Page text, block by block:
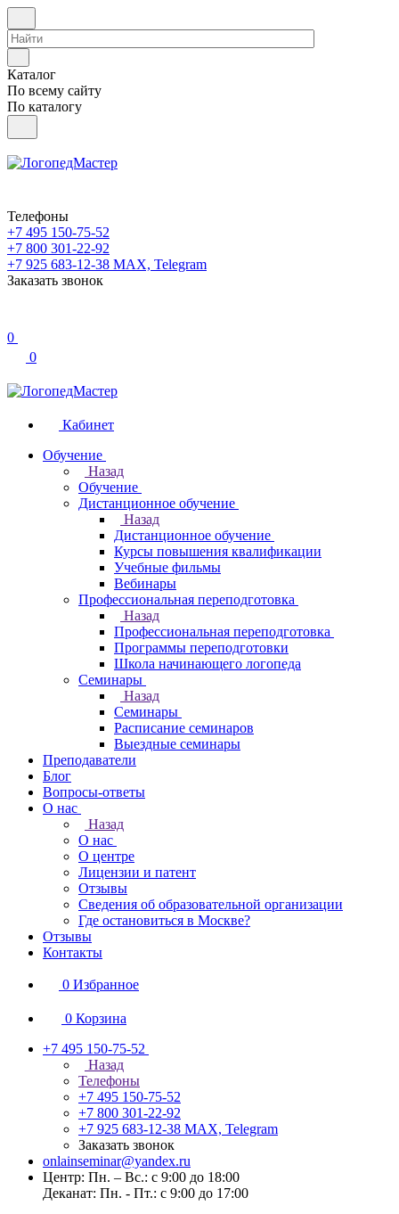
Каталог
По всему сайту
По каталогу
Телефоны
+7 495 150-75-52
+7 800 301-22-92
+7 925 683-12-38 MAX, Telegram
Заказать звонок
0
0
Кабинет
Обучение
Назад
Обучение
Дистанционное обучение
Назад
Дистанционное обучение
Курсы повышения квалификации
Учебные фильмы
Вебинары
Профессиональная переподготовка
Назад
Профессиональная переподготовка
Программы переподготовки
Школа начинающего логопеда
Семинары
Назад
Семинары
Расписание семинаров
Выездные семинары
Преподаватели
Блог
Вопросы-ответы
О нас
Назад
О нас
О центре
Лицензии и патент
Отзывы
Сведения об образовательной организации
Где остановиться в Москве?
Отзывы
Контакты
0 Избранное
0 Корзина
+7 495 150-75-52
Назад
Телефоны
+7 495 150-75-52
+7 800 301-22-92
+7 925 683-12-38 MAX, Telegram
Заказать звонок
onlainseminar@yandex.ru
Центр: Пн. – Вс.: с 9:00 до 18:00
Деканат: Пн. - Пт.: с 9:00 до 17:00